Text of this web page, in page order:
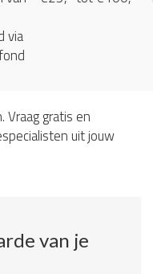
via
Vraag gratis en
uit jouw
van je